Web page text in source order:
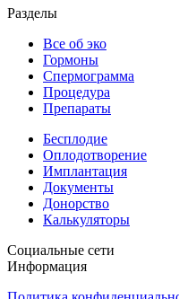
Разделы
Все об эко
Гормоны
Спермограмма
Процедура
Препараты
Бесплодие
Оплодотворение
Имплантация
Документы
Донорство
Калькуляторы
Социальные сети
Информация